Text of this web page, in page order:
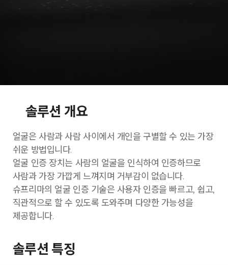
솔루션 개요
얼굴은 사람과 사람 사이에서 개인을 구별할 수 있는 가장
쉬운 방법입니다.
얼굴 인증 장치는 사람의 얼굴을 인식하여 인증하므로
사람과 가장 가깝게 느껴지며 거부감이 없습니다.
슈프리마의 얼굴 인증 기술은 사용자 인증을 빠르고, 쉽고,
직관적으로 할 수 있도록 도와주며 다양한 가능성을
제공합니다.
솔루션 특징